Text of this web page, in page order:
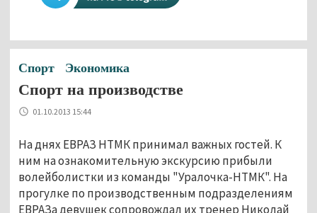
Спорт Экономика
Спорт на производстве
01.10.2013 15:44
На днях ЕВРАЗ НТМК принимал важных гостей. К
ним на ознакомительную экскурсию прибыли
волейболистки из команды "Уралочка-НТМК". На
прогулке по производственным подразделениям
ЕВРАЗа девушек сопровождал их тренер Николай